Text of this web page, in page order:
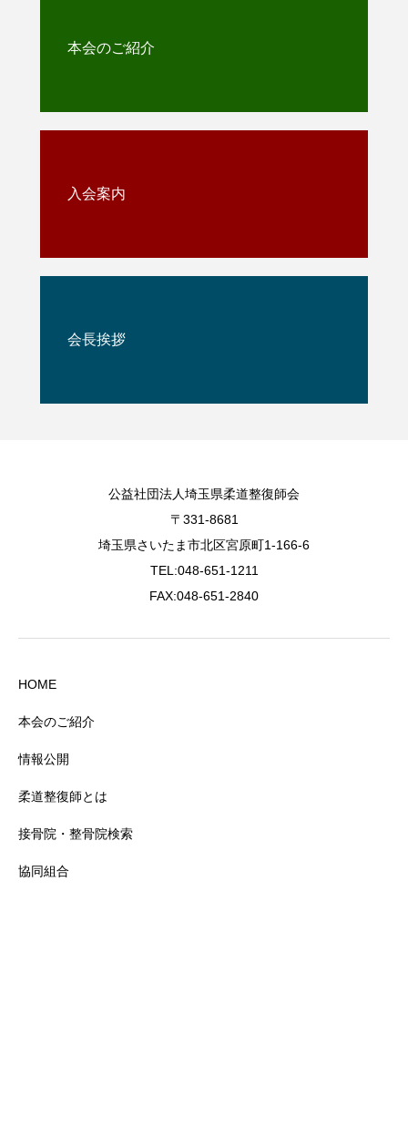
本会のご紹介
入会案内
会長挨拶
公益社団法人埼玉県柔道整復師会
〒331-8681
埼玉県さいたま市北区宮原町1-166-6
TEL:048-651-1211
FAX:048-651-2840
HOME
本会のご紹介
情報公開
柔道整復師とは
接骨院・整骨院検索
協同組合